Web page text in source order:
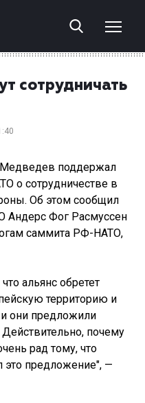
сотрудничать
поддержал
о сотрудничестве в
Об этом сообщил
Андерс Фог Расмуссен
саммита РФ-НАТО,
альянс обретет
территорию и
и они предложили
почему
рад тому, что
это предложение", —